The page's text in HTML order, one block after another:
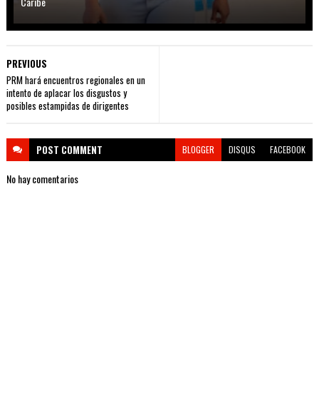
PREVIOUS
PRM hará encuentros regionales en un
intento de aplacar los disgustos y
posibles estampidas de dirigentes
POST COMMENT BLOGGER DISQUS FACEBOOK
No hay comentarios